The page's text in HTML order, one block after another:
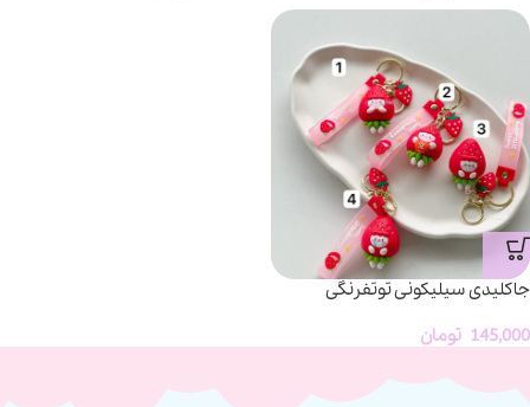
جاکلیدی سیلیکونی توتفرنگی
145,000 تومان